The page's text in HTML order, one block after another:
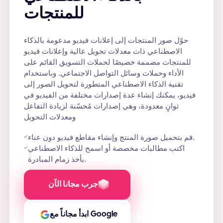
للمنتجات
حوّل صور المنتجات إلى إعلانات فيديو مدعومة بالذكاء
الاصطناعي ذات معدلات تحويل عالية وإعلانات فيديو
للمنتجات مصممة خصيصًا لحملات التسويق القائم على
الأداء وحملات وسائل التواصل الاجتماعي. وباستخدام
تقنية الذكاء الاصطناعي المتطورة لتحويل الصور إلى
فيديو، يمكنك إنشاء عدة إصدارات مختلفة من الفيديو في
ثوانٍ معدودة، وهي إصدارات مُحسّنة لزيادة التفاعل
ومعدلات التحويل
قم بتحميل صورة المنتج وإنشاء مقاطع فيديو دون عناء.
اكتب مطالبات مخصصة أو اسمح للذكاء الاصطناعي
بأخذ زمام المبادرة.
جرب مجانا الآن
ابدأ مجاناً مع Google